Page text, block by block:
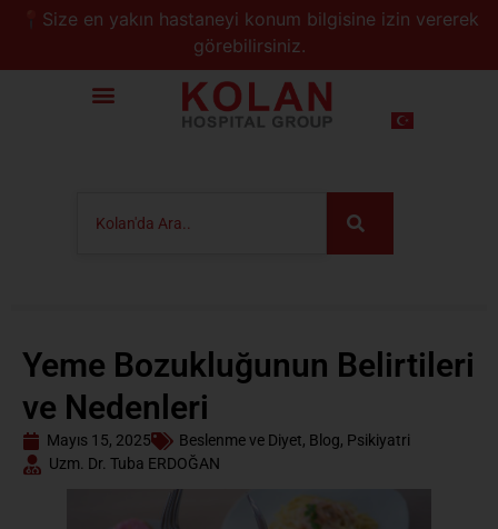
📍Size en yakın hastaneyi konum bilgisine izin vererek
görebilirsiniz.
Yeme Bozukluğunun Belirtileri
ve Nedenleri
Mayıs 15, 2025 Beslenme ve Diyet, Blog, Psikiyatri
Uzm. Dr. Tuba ERDOĞAN